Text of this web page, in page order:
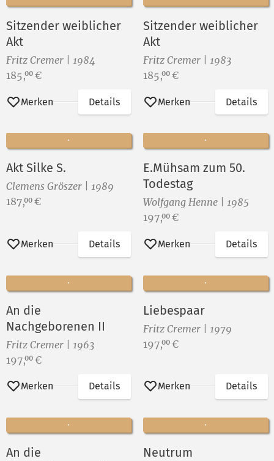
Sitzender weiblicher
Akt
Fritz Cremer | 1984
Preis:
185,00 €
Merken Details
Sitzender weiblicher
Akt
Fritz Cremer | 1983
Preis:
185,00 €
Merken Details
Akt Silke S.
Clemens Gröszer | 1989
Preis:
187,00 €
Merken Details
E.Mühsam zum 50.
Todestag
Wolfgang Henne | 1985
Preis:
197,00 €
Merken Details
An die
Nachgeborenen II
Fritz Cremer | 1963
Preis:
197,00 €
Merken Details
Liebespaar
Fritz Cremer | 1979
Preis:
197,00 €
Merken Details
An die
Neutrum